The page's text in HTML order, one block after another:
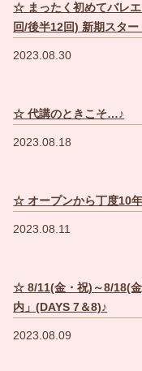
☆ まったく初めてバレ
回/後半12回) 新期スタ
2023.08.30
☆ 代講のときこそ…♪
2023.08.18
☆ オープンから丁度10
2023.08.11
☆ 8/11(金・祝)～8/18(
内」(DAYS 7＆8)♪
2023.08.09